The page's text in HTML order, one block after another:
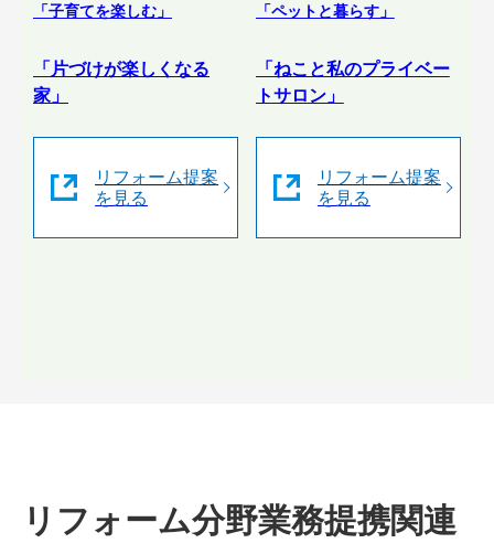
「子育てを楽しむ」
「片づけが楽しくなる
家」
リフォーム提案
を見る
「ペットと暮らす」
「ねこと私のプライベー
トサロン」
リフォーム提案
を見る
リフォーム分野業務提携関連